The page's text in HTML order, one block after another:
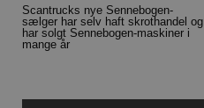
Scantrucks nye Sennebogen-
sælger har selv haft skrothandel og
har solgt Sennebogen-maskiner i
mange år